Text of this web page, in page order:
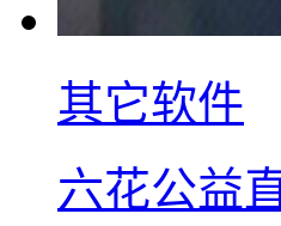
其它软件
六花公益